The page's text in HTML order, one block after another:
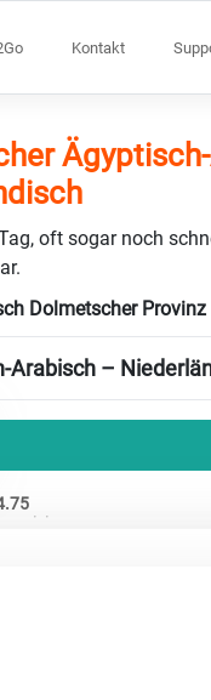
Kontakt
oft sogar noch
Dolmetscher Provinz
–